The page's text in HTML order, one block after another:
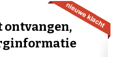
ontvangen,